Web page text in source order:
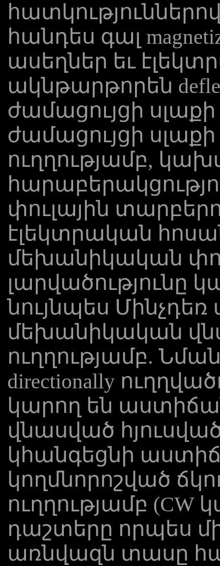
հանդես գալ
ասեղներ եւ
ակնթարթորեն
ժամացույցի
ժամացույցի
ուղղությամբ,
փուլային
էլեկտրական
մեխանիկական
լարվածությունը
նույնպես
մեխանիկական
ուղղությամբ.
directionally
կարող են
վնասված
կհանգեցնի
կողմնորոշված
ուղղությամբ
դաշտերը որպես
առնվազն տասը